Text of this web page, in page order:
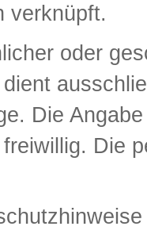
verknüpft.
oder
Die
Die